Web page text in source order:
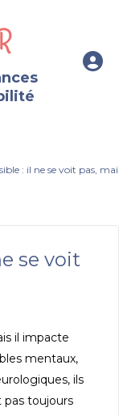
: il ne se voit pas, mai
se voit
il impacte
mentaux,
ils
pas toujours